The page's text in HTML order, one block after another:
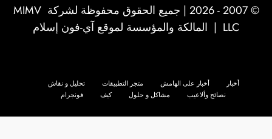
© 2007 - 2026 | جميع الحقوق محفوظة لشركة
MIMV
LLC | المالكة والمؤسسة لموقع آي-فون إسلام
أخبار أخبار على الهامش متجر التطبيقات
تحليل و نقاش
نصائح وألاعيب
مشاكل و حلول كيف فونجرام